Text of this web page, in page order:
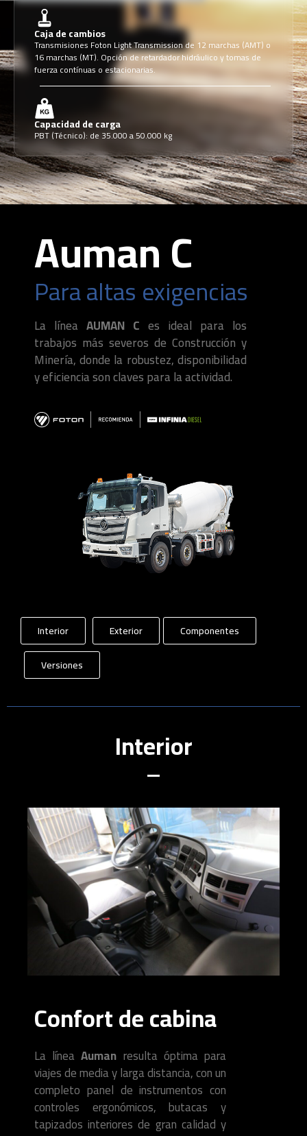
Caja de cambios
Transmisiones Foton Light Transmission de 12 marchas (AMT) o
16 marchas (MT). Opción de retardador hidráulico y tomas de
fuerza contínuas o estacionarias.
Capacidad de carga
PBT (Técnico): de 35.000 a 50.000 kg
Auman C
Para altas exigencias
La línea AUMAN C es ideal para los
trabajos más severos de Construcción y
Minería, donde la robustez, disponibilidad
y eficiencia son claves para la actividad.
Interior Exterior
Componentes
Versiones
Interior
Confort de cabina
La líneaAuman resulta óptima para
viajes de media y larga distancia, con un
completo panel de instrumentos con
controles ergonómicos, butacas y
tapizados interiores de gran calidad y